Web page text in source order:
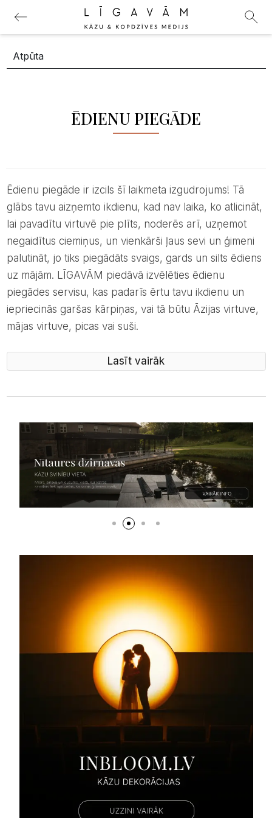
ĒDIENU PIEGĀDE
Ēdienu piegāde ir izcils šī laikmeta izgudrojums! Tā
glābs tavu aizņemto ikdienu, kad nav laika, ko atlicināt,
lai pavadītu virtuvē pie plīts, noderēs arī, uzņemot
negaidītus ciemiņus, un vienkārši ļaus sevi un ģimeni
palutināt, jo tiks piegādāts svaigs, gards un silts ēdiens
uz mājām. LĪGAVĀM piedāvā izvēlēties ēdienu
piegādes servisu, kas padarīs ērtu tavu ikdienu un
iepriecinās garšas kārpiņas, vai tā būtu Āzijas virtuve,
mājas virtuve, picas vai suši.
Lasīt vairāk